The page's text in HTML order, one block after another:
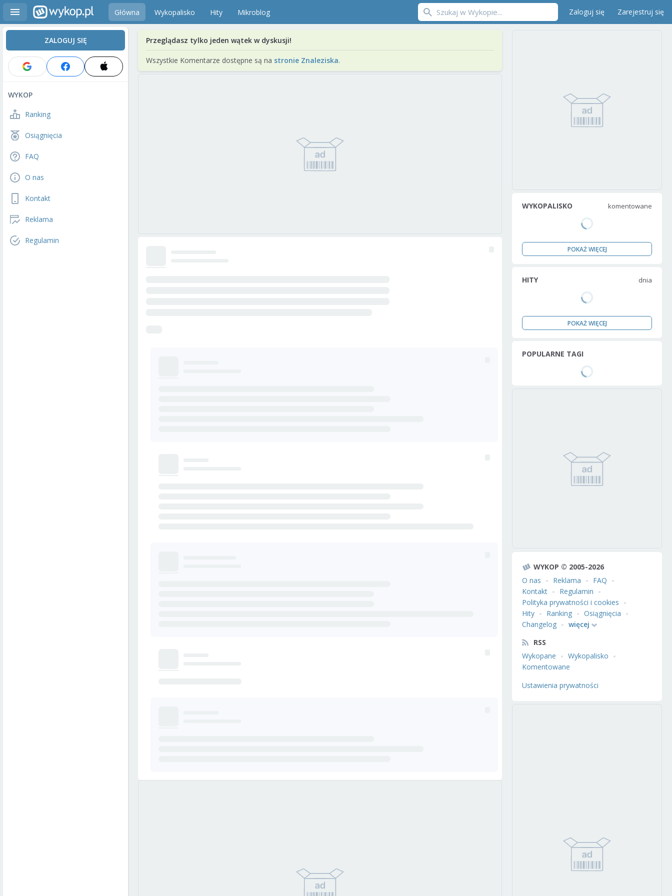
Główna Wykopalisko Hity Mikroblog Zaloguj się Zarejestruj się
ZALOGUJ SIĘ
WYKOP
Ranking
Osiągnięcia
FAQ
O nas
Kontakt
Reklama
Regulamin
Przeglądasz tylko jeden wątek w dyskusji!
Wszystkie Komentarze dostępne są na stronie Znaleziska.
WYKOPALISKO komentowane
POKAŻ WIĘCEJ
HITY dnia
POKAŻ WIĘCEJ
POPULARNE TAGI
WYKOP © 2005-2026
O nas
Reklama
FAQ
Kontakt
Regulamin
Polityka prywatności i cookies
Hity
Ranking
Osiągnięcia
Changelog
więcej
RSS
Wykopane
Wykopalisko
Komentowane
Ustawienia prywatności